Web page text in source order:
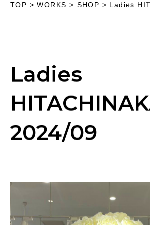
TOP >WORKS > SHOP > Ladies
Ladies
2024/09